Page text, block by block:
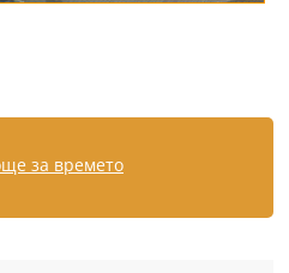
за времето